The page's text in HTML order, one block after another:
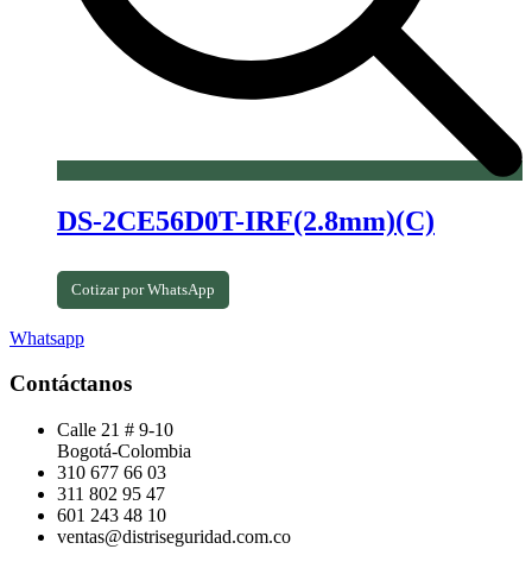
DS-2CE56D0T-IRF(2.8mm)(C)
Cotizar por WhatsApp
Whatsapp
Contáctanos
Calle 21 # 9-10
Bogotá-Colombia
310 677 66 03
311 802 95 47
601 243 48 10
ventas@distriseguridad.com.co